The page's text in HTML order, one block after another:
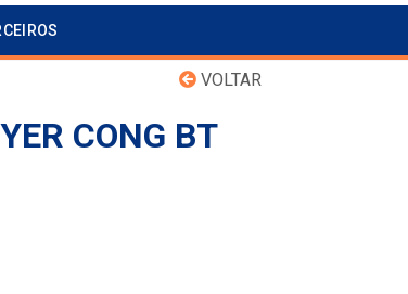
VOLTAR
CONG BT